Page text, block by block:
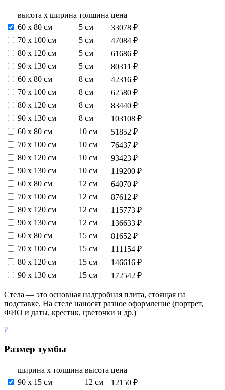
высота х ширина толщина цена
60 х 80 см
5 см
33078 ₽
70 х 100 см
5 см
47084 ₽
80 х 120 см
5 см
61686 ₽
90 х 130 см
5 см
80311 ₽
60 х 80 см
8 см
42316 ₽
70 х 100 см
8 см
62580 ₽
80 х 120 см
8 см
83440 ₽
90 х 130 см
8 см
103108 ₽
60 х 80 см
10 см
51852 ₽
70 х 100 см
10 см
76437 ₽
80 х 120 см
10 см
93423 ₽
90 х 130 см
10 см
119200 ₽
60 х 80 см
12 см
64070 ₽
70 х 100 см
12 см
87612 ₽
80 х 120 см
12 см
115773 ₽
90 х 130 см
12 см
136633 ₽
60 х 80 см
15 см
81652 ₽
70 х 100 см
15 см
111154 ₽
80 х 120 см
15 см
146616 ₽
90 х 130 см
15 см 172542 ₽
Стела — это основная надгробная плита, стоящая на
подставке. На стеле наносят разное оформление (портрет,
ФИО и даты, крестик, цветочки и др.)
?
Размер тумбы
ширина х толщина высота цена
90 х 15 см
12 см
12150 ₽